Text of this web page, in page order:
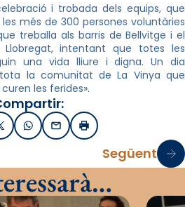
i trobada dels equips, que
més de 300 persones voluntàries
treballa als barris de Bellvitge i el
Llobregat, intentant que totes les
una vida lliure i digna. Un dia
la comunitat de La Vinya que
curen les ferides».
/ Twitter
WhatsApp
EmailImprimir
Següent